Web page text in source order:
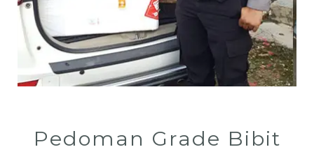
Pedoman Grade Bibit